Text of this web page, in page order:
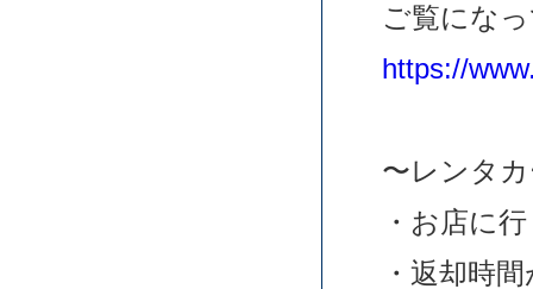
ご覧にな
https://
〜レンタ
・お店に
・返却時